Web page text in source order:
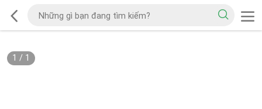
1 / 1